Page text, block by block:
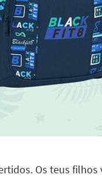
Os teus